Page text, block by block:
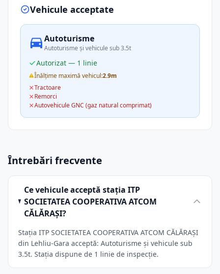
Vehicule acceptate
Autoturisme
Autoturisme și vehicule sub 3.5t
Autorizat — 1 linie
Înălțime maximă vehicul:2.9m
Tractoare
Remorci
Autovehicule GNC (gaz natural comprimat)
Întrebări frecvente
Ce vehicule acceptă stația ITP
SOCIETATEA COOPERATIVA ATCOM
CĂLĂRAŞI?
Stația ITP SOCIETATEA COOPERATIVA ATCOM CĂLĂRAŞI
din Lehliu-Gara acceptă: Autoturisme și vehicule sub
3.5t. Stația dispune de 1 linie de inspecție.